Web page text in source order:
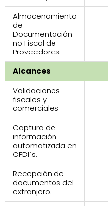
Almacenamiento
de
Documentación
no Fiscal de
Proveedores.
Alcances
Validaciones
fiscales y
comerciales
Captura de
información
automatizada en
CFDI´s.
Recepción de
documentos del
extranjero.